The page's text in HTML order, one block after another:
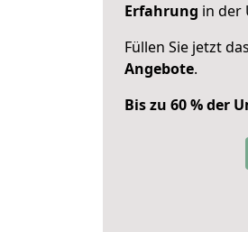
Erfahrung in der
Füllen Sie jetzt
Angebote.
Bis zu 60 % der